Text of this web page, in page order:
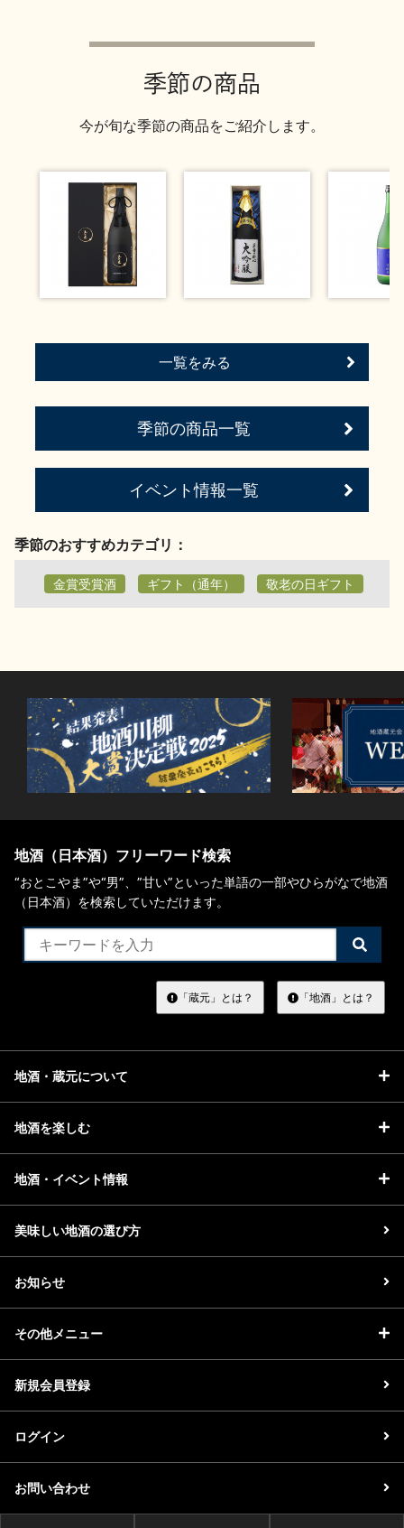
季節の商品
今が旬な季節の商品をご紹介します。
一覧をみる
季節の商品一覧
イベント情報一覧
季節のおすすめカテゴリ：
金賞受賞酒 ギフト（通年） 敬老の日ギフト
地酒（日本酒）フリーワード検索
“おとこやま”や“男”、”甘い”といった単語の一部やひらがなで地酒
（日本酒）を検索していただけます。
検
索
す
る
「蔵元」とは？ 「地酒」とは？
地酒・蔵元について
地酒を楽しむ
地酒・イベント情報
美味しい地酒の選び方
お知らせ
その他メニュー
新規会員登録
ログイン
お問い合わせ